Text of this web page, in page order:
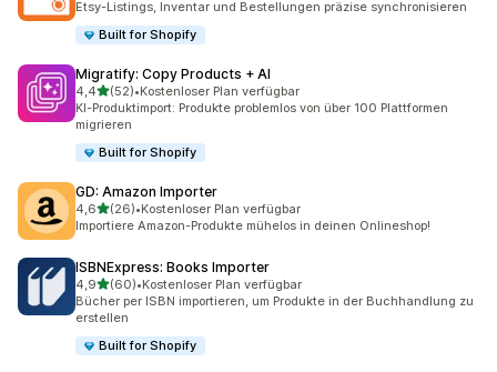
Etsy-Listings, Inventar und Bestellungen präzise synchronisieren
Built for Shopify
Migratify: Copy Products + AI
4,4von 5 Sternen
(52)
52 Rezensionen insgesamt
•Kostenloser Plan verfügbar
KI-Produktimport: Produkte problemlos von über 100 Plattformen
migrieren
Built for Shopify
GD: Amazon Importer
4,6von 5 Sternen
(26)
26 Rezensionen insgesamt
•Kostenloser Plan verfügbar
Importiere Amazon-Produkte mühelos in deinen Onlineshop!
ISBNExpress: Books Importer
4,9von 5 Sternen
(60)
60 Rezensionen insgesamt
•Kostenloser Plan verfügbar
Bücher per ISBN importieren, um Produkte in der Buchhandlung zu
erstellen
Built for Shopify